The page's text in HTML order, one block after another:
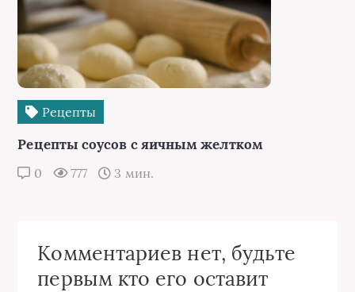
Рецепты
Рецепты соусов с яичным желтком
0 777 3 мин.
Комментариев нет, будьте
первым кто его оставит